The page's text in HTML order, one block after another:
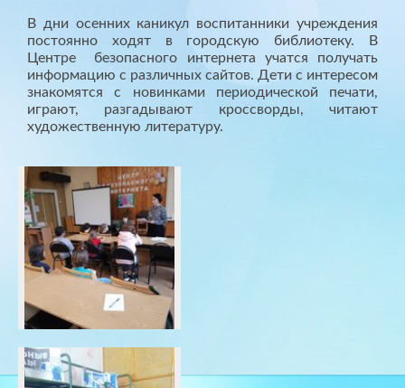
В дни осенних каникул воспитанники учреждения
постоянно ходят в городскую библиотеку. В
Центре безопасного интернета учатся получать
информацию с различных сайтов. Дети с интересом
знакомятся с новинками периодической печати,
играют, разгадывают кроссворды, читают
художественную литературу.